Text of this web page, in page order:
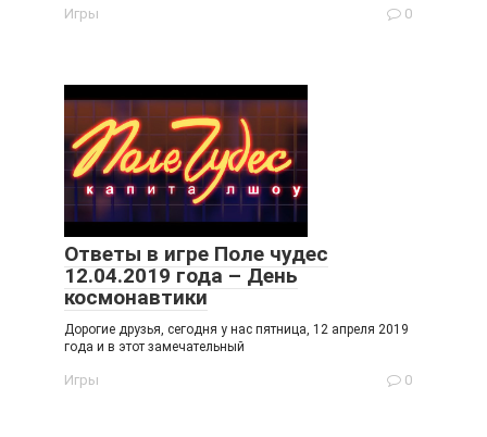
Игры 0
Ответы в игре Поле чудес
12.04.2019 года – День
космонавтики
Дорогие друзья, сегодня у нас пятница, 12 апреля 2019
года и в этот замечательный
Игры 0